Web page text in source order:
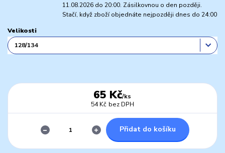
11.08.2026 do 20:00. Zásilkovnou o den později.
Stačí, když zboží objednáte nejpozději dnes do 24:00
Velikosti
65 Kč/ks
54 Kč bez DPH
Přidat do košíku